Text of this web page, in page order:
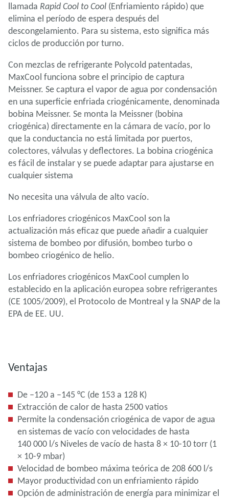
llamada Rapid Cool to Cool (Enfriamiento rápido) que
elimina el período de espera después del
descongelamiento. Para su sistema, esto significa más
ciclos de producción por turno.
Con mezclas de refrigerante Polycold patentadas,
MaxCool funciona sobre el principio de captura
Meissner. Se captura el vapor de agua por condensación
en una superficie enfriada criogénicamente, denominada
bobina Meissner. Se monta la Meissner (bobina
criogénica) directamente en la cámara de vacío, por lo
que la conductancia no está limitada por puertos,
colectores, válvulas y deflectores. La bobina criogénica
es fácil de instalar y se puede adaptar para ajustarse en
cualquier sistema
No necesita una válvula de alto vacío.
Los enfriadores criogénicos MaxCool son la
actualización más eficaz que puede añadir a cualquier
sistema de bombeo por difusión, bombeo turbo o
bombeo criogénico de helio.
Los enfriadores criogénicos MaxCool cumplen lo
establecido en la aplicación europea sobre refrigerantes
(CE 1005/2009), el Protocolo de Montreal y la SNAP de la
EPA de EE. UU.
Ventajas
De –120 a –145 °C (de 153 a 128 K)
Extracción de calor de hasta 2500 vatios
Permite la condensación criogénica de vapor de agua
en sistemas de vacío con velocidades de hasta
140 000 l/s Niveles de vacío de hasta 8 × 10-10 torr (1
× 10-9 mbar)
Velocidad de bombeo máxima teórica de 208 600 l/s
Mayor productividad con un enfriamiento rápido
Opción de administración de energía para minimizar el